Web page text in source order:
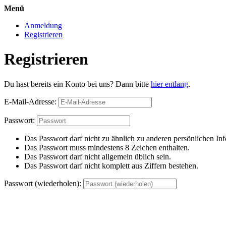
Menü
Anmeldung
Registrieren
Registrieren
Du hast bereits ein Konto bei uns? Dann bitte hier entlang.
E-Mail-Adresse:
Passwort:
Das Passwort darf nicht zu ähnlich zu anderen persönlichen
Das Passwort muss mindestens 8 Zeichen enthalten.
Das Passwort darf nicht allgemein üblich sein.
Das Passwort darf nicht komplett aus Ziffern bestehen.
Passwort (wiederholen):